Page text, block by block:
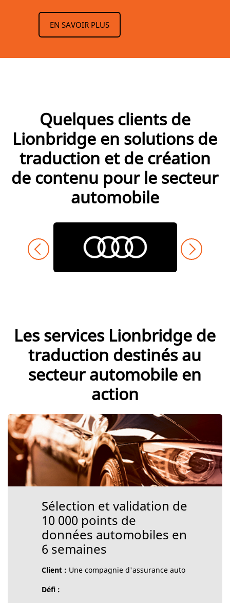
EN SAVOIR PLUS
Quelques clients de
Lionbridge en solutions de
traduction et de création
de contenu pour le secteur
automobile
Les services Lionbridge de
traduction destinés au
secteur automobile en
action
Sélection et validation de
10 000 points de
données automobiles en
6 semaines
Client : Une compagnie d'assurance auto
Défi :